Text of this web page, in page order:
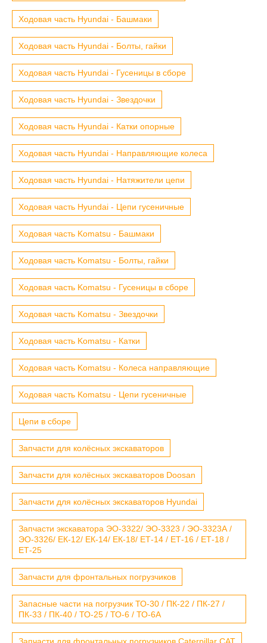
Ходовая часть Hyundai - Башмаки
Ходовая часть Hyundai - Болты, гайки
Ходовая часть Hyundai - Гусеницы в сборе
Ходовая часть Hyundai - Звездочки
Ходовая часть Hyundai - Катки опорные
Ходовая часть Hyundai - Направляющие колеса
Ходовая часть Hyundai - Натяжители цепи
Ходовая часть Hyundai - Цепи гусеничные
Ходовая часть Komatsu - Башмаки
Ходовая часть Komatsu - Болты, гайки
Ходовая часть Komatsu - Гусеницы в сборе
Ходовая часть Komatsu - Звездочки
Ходовая часть Komatsu - Катки
Ходовая часть Komatsu - Колеса направляющие
Ходовая часть Komatsu - Цепи гусеничные
Цепи в сборе
Запчасти для колёсных экскаваторов
Запчасти для колёсных экскаваторов Doosan
Запчасти для колёсных экскаваторов Hyundai
Запчасти экскаватора ЭО-3322/ ЭО-3323 / ЭО-3323А /
ЭО-3326/ ЕК-12/ ЕК-14/ ЕК-18/ ЕТ-14 / ЕТ-16 / ЕТ-18 /
ЕТ-25
Запчасти для фронтальных погрузчиков
Запасные части на погрузчик ТО-30 / ПК-22 / ПК-27 /
ПК-33 / ПК-40 / ТО-25 / ТО-6 / ТО-6А
Запчасти для фронтальных погрузчиков Caterpillar CAT